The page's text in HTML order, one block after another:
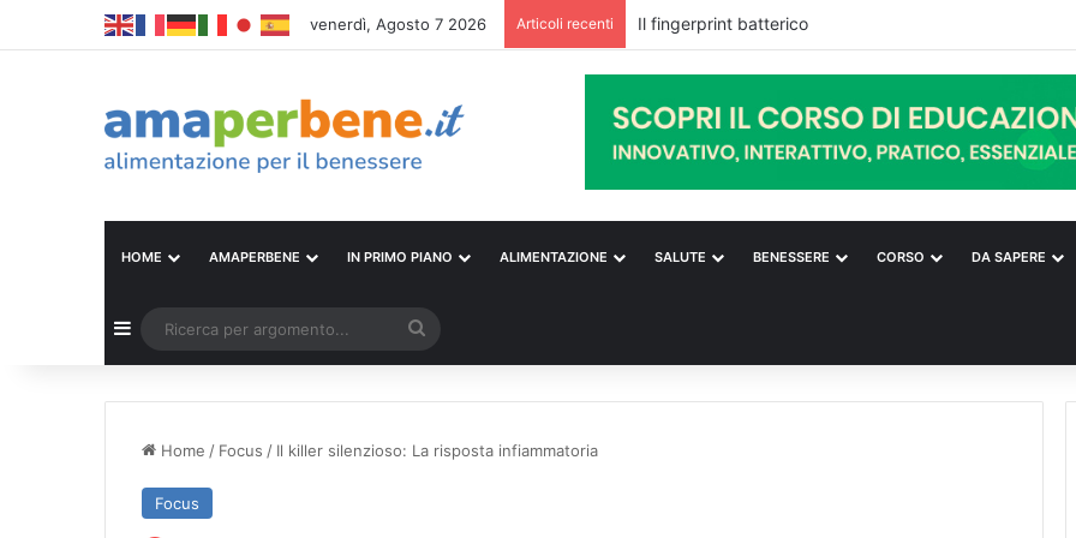
venerdì, Agosto 7 2026 Articoli recenti Il fingerprint batterico
HOME AMAPERBENE IN PRIMO PIANO ALIMENTAZIONE SALUTE BENESSERE CORSO DA SAPERE
Barra laterale
per
Home / Focus / Il killer silenzioso: La risposta infiammatoria
Focus